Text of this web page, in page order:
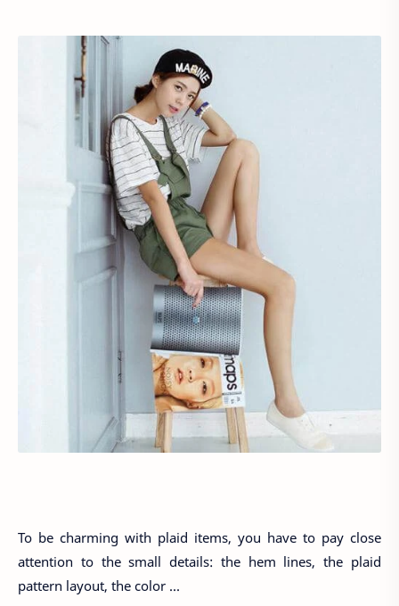
To be charming with plaid items, you have to pay close
attention to the small details: the hem lines, the plaid
pattern layout, the color ...